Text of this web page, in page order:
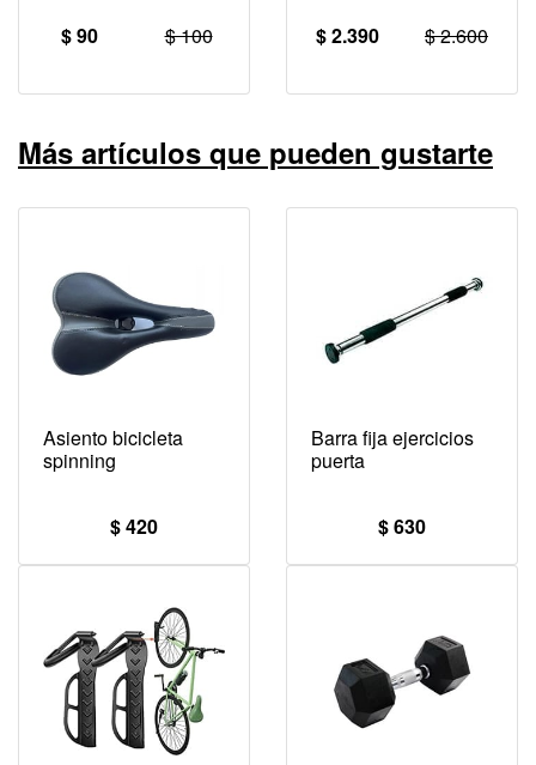
$ 90 $ 100 $ 2.390 $ 2.600
Más artículos que pueden gustarte
Asiento bicicleta
spinning
$ 420
Barra fija ejercicios
puerta
$ 630